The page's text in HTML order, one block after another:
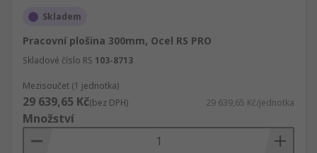
Skladem
Pracovní plošina 300mm, Ocel RS PRO
Skladové číslo RS 103-8713
Mezisoučet (1 jednotka)
29 639,65 Kč(bez DPH) 29 639,65 Kč/jednotka
Množství